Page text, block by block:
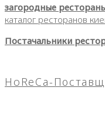
загородные
каталог ресторанов
Постачальники
HoReCa-